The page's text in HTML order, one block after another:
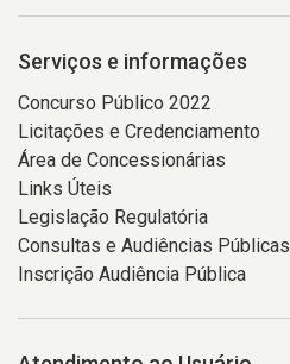
Serviços e informações
Concurso Público 2022
Licitações e Credenciamento
Área de Concessionárias
Links Úteis
Legislação Regulatória
Consultas e Audiências Públicas
Inscrição Audiência Pública